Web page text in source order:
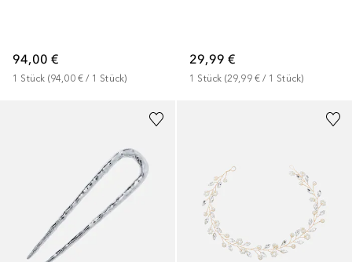
94,00 €
1 Stück (94,00 € / 1 Stück)
29,99 €
1 Stück (29,99 € / 1 Stück)